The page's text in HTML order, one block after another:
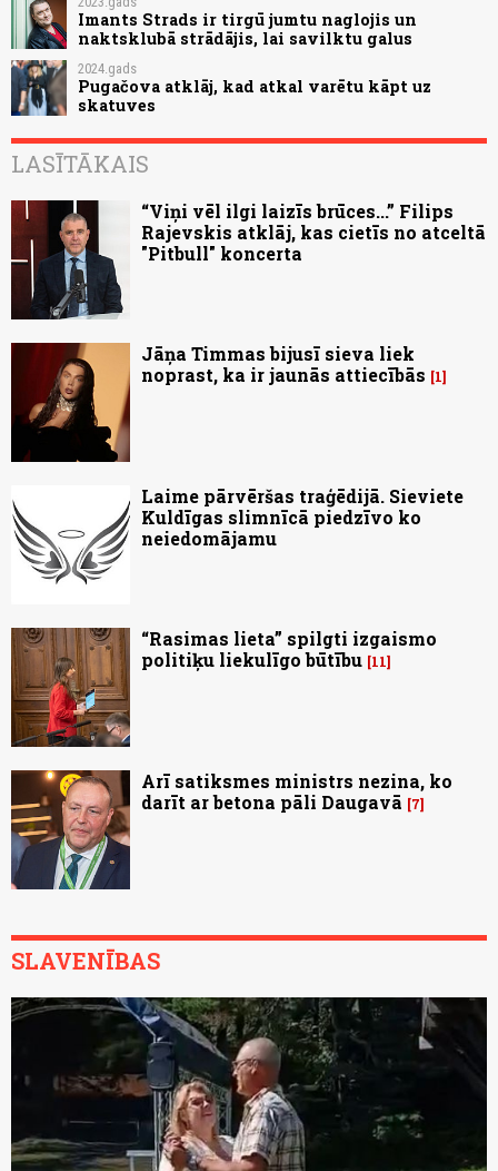
Imants Strads ir tirgū jumtu naglojis un
naktsklubā strādājis, lai savilktu galus
2024.gads
Pugačova atklāj, kad atkal varētu kāpt uz
skatuves
LASĪTĀKAIS
“Viņi vēl ilgi laizīs brūces...” Filips
Rajevskis atklāj, kas cietīs no atceltā
"Pitbull" koncerta
Jāņa Timmas bijusī sieva liek
noprast, ka ir jaunās attiecībās
1
Laime pārvēršas traģēdijā. Sieviete
Kuldīgas slimnīcā piedzīvo ko
neiedomājamu
“Rasimas lieta” spilgti izgaismo
politiķu liekulīgo būtību 11
Arī satiksmes ministrs nezina, ko
darīt ar betona pāli Daugavā
7
SLAVENĪBAS